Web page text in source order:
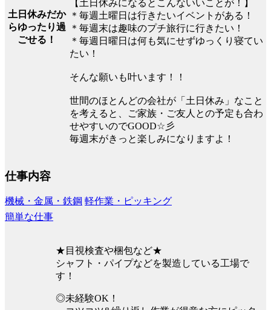
土日休みだか
らゆったり過
ごせる！
【土日休みになるとこんないいことが！】
＊毎週土曜日は行きたいイベントがある！
＊毎週末は趣味のプチ旅行に行きたい！
＊毎週日曜日は何も気にせずゆっくり寝てい
たい！
そんな願いも叶います！！
世間のほとんどの会社が「土日休み」なこと
を考えると、ご家族・ご友人との予定も合わ
せやすいのでGOOD☆彡
毎週末がきっと楽しみになりますよ！
仕事内容
機械・金属・鉄鋼 軽作業・ピッキング
簡単な仕事
★目視検査や梱包など★
シャフト・パイプなどを製造している工場で
す！
◎未経験OK！